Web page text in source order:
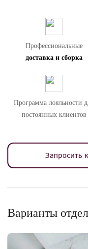
Профессиональные
доставка и сборка
Программа лояльности
постоянных клиентов
Запросить
Варианты